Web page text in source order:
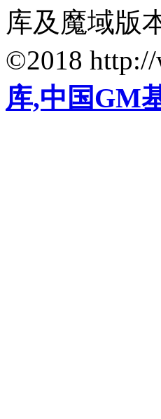
库及魔域版
©2018 http://
库,中国GM